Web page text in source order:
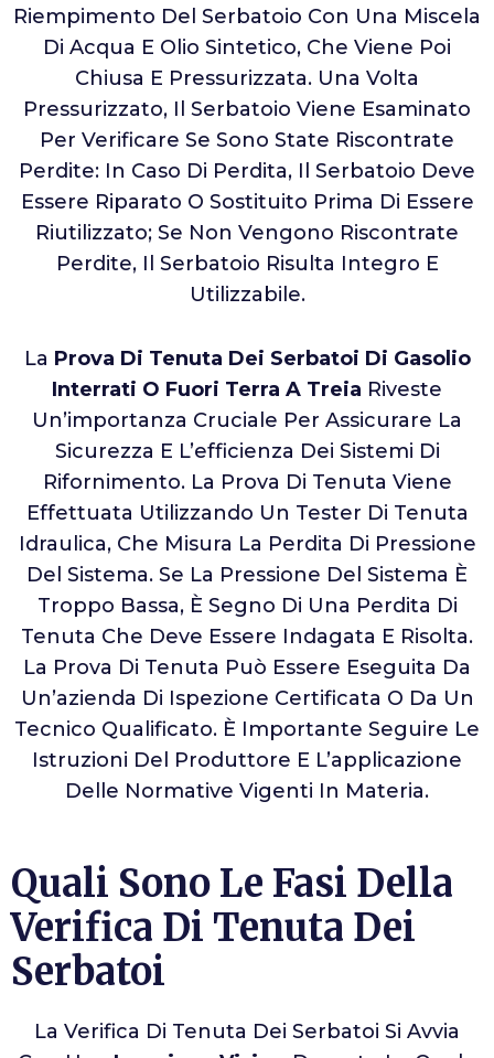
Riempimento Del Serbatoio Con Una Miscela
Di Acqua E Olio Sintetico, Che Viene Poi
Chiusa E Pressurizzata. Una Volta
Pressurizzato, Il Serbatoio Viene Esaminato
Per Verificare Se Sono State Riscontrate
Perdite: In Caso Di Perdita, Il Serbatoio Deve
Essere Riparato O Sostituito Prima Di Essere
Riutilizzato; Se Non Vengono Riscontrate
Perdite, Il Serbatoio Risulta Integro E
Utilizzabile.
La Prova Di Tenuta Dei Serbatoi Di Gasolio
Interrati O Fuori Terra A Treia Riveste
Un’importanza Cruciale Per Assicurare La
Sicurezza E L’efficienza Dei Sistemi Di
Rifornimento. La Prova Di Tenuta Viene
Effettuata Utilizzando Un Tester Di Tenuta
Idraulica, Che Misura La Perdita Di Pressione
Del Sistema. Se La Pressione Del Sistema È
Troppo Bassa, È Segno Di Una Perdita Di
Tenuta Che Deve Essere Indagata E Risolta.
La Prova Di Tenuta Può Essere Eseguita Da
Un’azienda Di Ispezione Certificata O Da Un
Tecnico Qualificato. È Importante Seguire Le
Istruzioni Del Produttore E L’applicazione
Delle Normative Vigenti In Materia.
Quali Sono Le Fasi Della
Verifica Di Tenuta Dei
Serbatoi
La Verifica Di Tenuta Dei Serbatoi Si Avvia